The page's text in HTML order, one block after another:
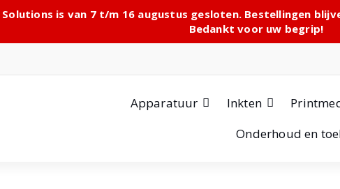
Solutions is van 7 t/m 16 augustus gesloten. Bestellingen
Bedankt voor uw begrip!
Apparatuur Inkten
Onderhoud en